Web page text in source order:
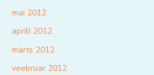
mai 2012
aprill 2012
märts 2012
veebruar 2012